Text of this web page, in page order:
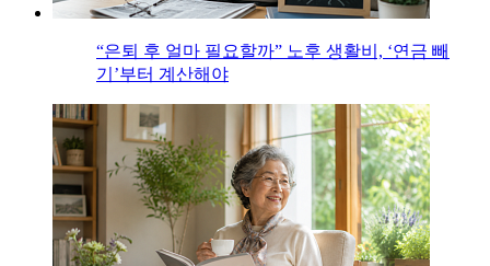
“은퇴 후 얼마 필요할까” 노후 생활비, ‘연금 빼
기’부터 계산해야